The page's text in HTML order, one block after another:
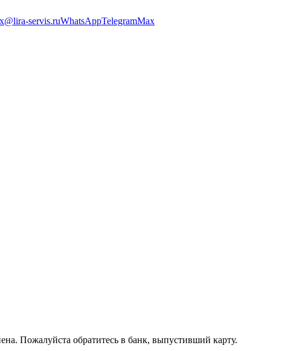
servis.ruWhatsAppTelegramMax
Пожалуйста обратитесь в банк, выпустивший карту.